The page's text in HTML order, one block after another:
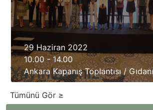
29 Haziran 2022
10.00 - 14.00
Ankara Kapanış Toplantısı /
Yayınlarımız
Tümünü Gör ≥